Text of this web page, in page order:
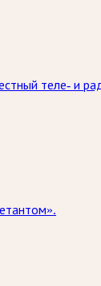
теле‑ и